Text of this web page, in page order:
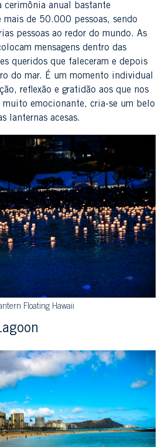
cerimônia anual bastante
mais de 50.000 pessoas, sendo
pessoas ao redor do mundo. As
mensagens dentro das
queridos que faleceram e depois
do mar. É um momento individual
reflexão e gratidão aos que nos
muito emocionante, cria-se um belo
lanternas acesas.
Floating Hawaii